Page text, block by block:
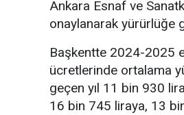
Ankara Esnaf ve
onaylanarak yürürlüğe
Başkentte 2024-2025
ücretlerinde ortalama
geçen yıl 11 bin 930
16 bin 745 liraya, 13